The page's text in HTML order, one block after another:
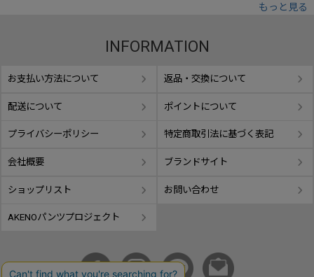
もっと見る
INFORMATION
お支払い方法について 返品・交換について
配送について ポイントについて
プライバシーポリシー 特定商取引法に基づく表記
会社概要 ブランドサイト
ショップリスト お問い合わせ
AKENOパンツプロジェクト